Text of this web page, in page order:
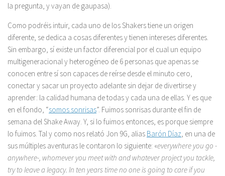
la pregunta, y vayan de gaupasa).
Como podréis intuir, cada uno de los Shakers tiene un origen
diferente, se dedica a cosas diferentes y tienen intereses diferentes.
Sin embargo, sí existe un factor diferencial por el cual un equipo
multigeneracional y heterogéneo de 6 personas que apenas se
conocen entre sí son capaces de reírse desde el minuto cero,
conectar y sacar un proyecto adelante sin dejar de divertirse y
aprender: la calidad humana de todas y cada una de ellas. Y es que
en el fondo, “somos sonrisas”. Fuimos sonrisas durante el fin de
semana del Shake Away. Y, si lo fuimos entonces, es porque siempre
lo fuimos. Tal y como nos relató Jon 9G, alias Barón Díaz , en una de
sus múltiples aventuras le contaron lo siguiente: «everywhere you go -
anywhere-, whomever you meet with and whatever project you tackle,
try to leave a legacy. In ten years time no one is going to care if you